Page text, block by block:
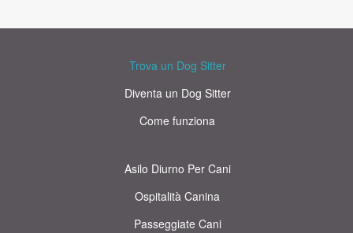
Trova un Dog Sitter
Diventa un Dog Sitter
Come funziona
Asilo Diurno Per Cani
Ospitalità Canina
Passeggiate Cani